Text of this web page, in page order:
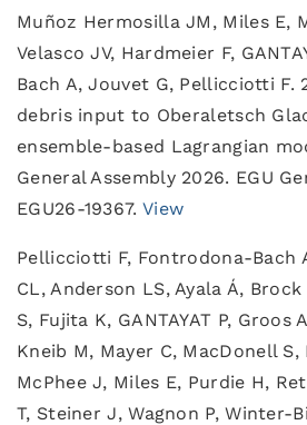
Muñoz Hermosilla JM, Miles E,
Velasco JV, Hardmeier F,
Bach A, Jouvet G, Pellicciotti F.
debris input to Oberaletsch
ensemble-based Lagrangian
General Assembly 2026. EGU
EGU26-19367. View
Pellicciotti F, Fontrodona-Bach
CL, Anderson LS, Ayala Á, Brock
S, Fujita K, GANTAYAT P, Groos
Kneib M, Mayer C, MacDonell
McPhee J, Miles E, Purdie H,
T, Steiner J, Wagnon P, Winter-